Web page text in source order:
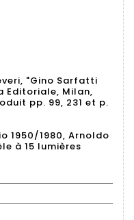
"Gino Sarfatti
Editoriale, Milan,
pp. 99, 231 et p.
1950/1980, Arnoldo
à 15 lumières